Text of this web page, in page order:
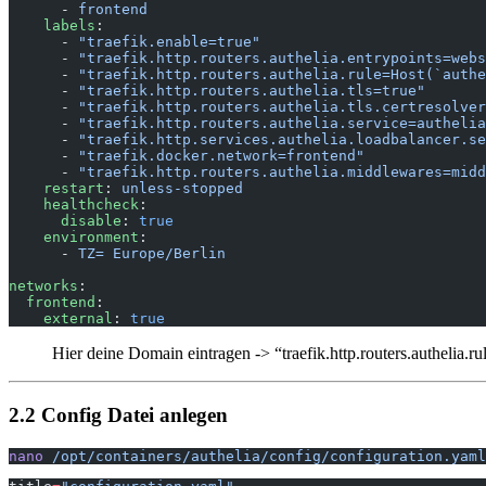
      -
frontend
    labels
:
      -
"traefik.enable=true"
      -
      -
      -
"traefik.http.routers.authelia.tls=true"
      -
      -
      -
      -
"traefik.docker.network=frontend"
      -
    restart
: unless-stopped
    healthcheck
:
      disable
: true
    environment
:
      -
TZ= Europe/Berlin
networks :
  frontend
:
    external
: true
Hier deine Domain eintragen ->
2.2 Config Datei anlegen
nano /opt/containers/authelia/config/configuration.yaml